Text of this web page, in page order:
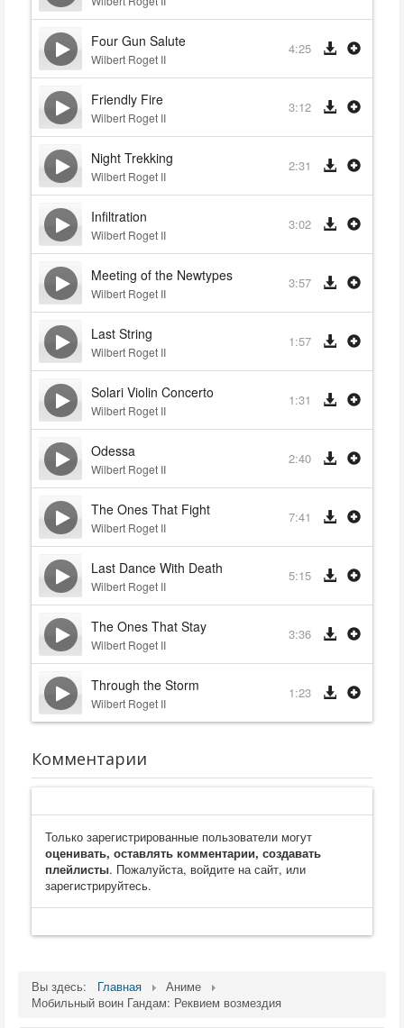
Four Gun Salute
Wilbert Roget II
4:25
Friendly Fire
Wilbert Roget II
3:12
Night Trekking
Wilbert Roget II
2:31
Infiltration
Wilbert Roget II
3:02
Meeting of the Newtypes
Wilbert Roget II
3:57
Last String
Wilbert Roget II
1:57
Solari Violin Concerto
Wilbert Roget II
1:31
Odessa
Wilbert Roget II
2:40
The Ones That Fight
Wilbert Roget II
7:41
Last Dance With Death
Wilbert Roget II
5:15
The Ones That Stay
Wilbert Roget II
3:36
Through the Storm
Wilbert Roget II
1:23
Комментарии
Только зарегистрированные пользователи могут
оценивать, оставлять комментарии, создавать
плейлисты. Пожалуйста, войдите на сайт, или
зарегистрируйтесь.
Вы здесь: Главная
Аниме
Мобильный воин Гандам: Реквием возмездия